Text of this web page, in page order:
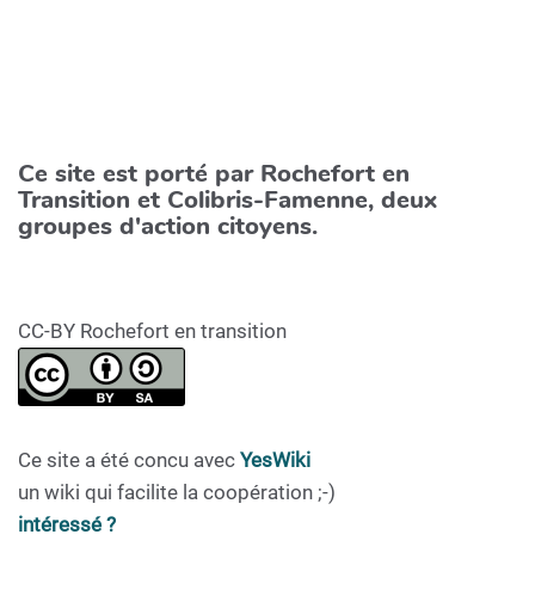
Ce site est porté par Rochefort en
Transition et Colibris-Famenne, deux
groupes d'action citoyens.
CC-BY Rochefort en transition
Ce site a été concu avec YesWiki
un wiki qui facilite la coopération ;-)
intéressé ?